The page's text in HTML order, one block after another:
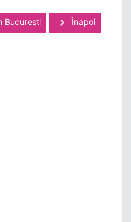
Bucuresti Înapoi